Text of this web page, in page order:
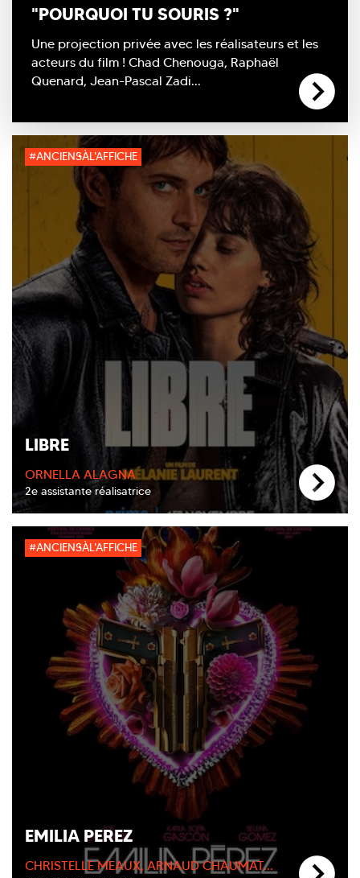
"POURQUOI TU SOURIS ?"
Une projection privée avec les réalisateurs et les
acteurs du film ! Chad Chenouga, Raphaël
Quenard, Jean-Pascal Zadi...
#ANCIENSÀL'AFFICHE
LIBRE
ORNELLA ALAGNA
2e assistante réalisatrice
#ANCIENSÀL'AFFICHE
EMILIA PEREZ
CHRISTELLE MEAUX, ARNAUD CHAUMAT...